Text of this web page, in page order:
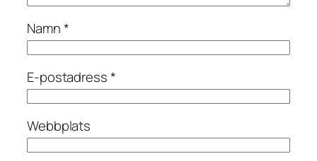
Namn*
E-postadress*
Webbplats